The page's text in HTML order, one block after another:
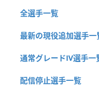
全選手一覧
最新の現役追加選手一
通常グレードⅣ選手一
配信停止選手一覧